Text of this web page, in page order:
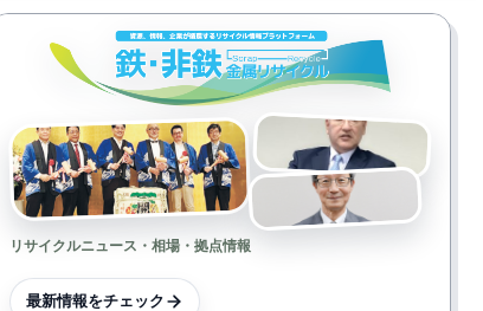
リサイクルニュース・相場・拠点情報
最新情報をチェック